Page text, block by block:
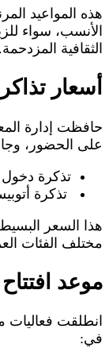
هذه المواعيد
الأنسب، سواء
الثقافية المزدحمة.
أسعار
حافظت إدارة
على الحضور،
تذكرة دخول
تذكرة
هذا السعر
مختلف الفئات
موعد
في: